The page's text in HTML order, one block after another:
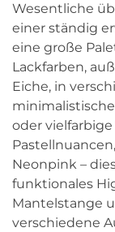
Wesentliche
einer ständig
eine große
Lackfarben,
Eiche, in
oder
Neonpink –
funktionales
Mantelstange
verschiedene